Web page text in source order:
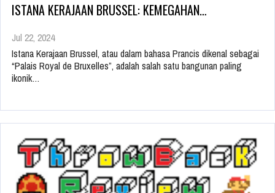
ISTANA KERAJAAN BRUSSEL: KEMEGAHAN…
Jul 22, 2024
Istana Kerajaan Brussel, atau dalam bahasa Prancis dikenal sebagai
“Palais Royal de Bruxelles”, adalah salah satu bangunan paling
ikonik…